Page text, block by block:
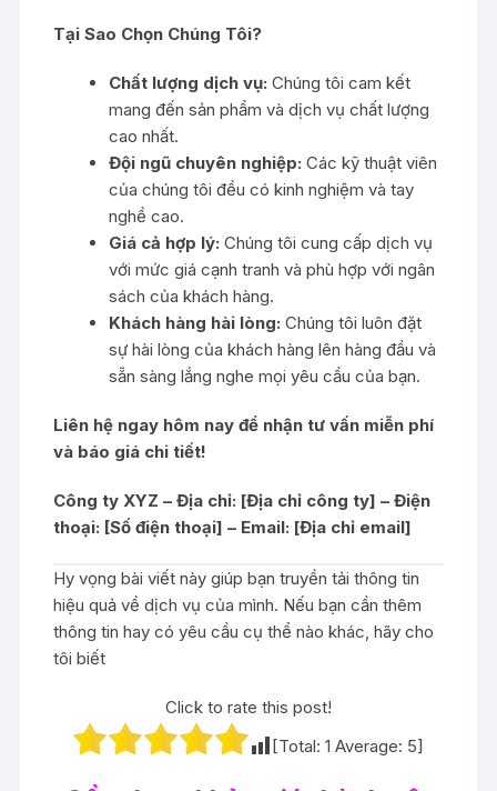
Tại Sao Chọn Chúng Tôi?
Chất lượng dịch vụ: Chúng tôi cam kết
mang đến sản phẩm và dịch vụ chất lượng
cao nhất.
Đội ngũ chuyên nghiệp: Các kỹ thuật viên
của chúng tôi đều có kinh nghiệm và tay
nghề cao.
Giá cả hợp lý: Chúng tôi cung cấp dịch vụ
với mức giá cạnh tranh và phù hợp với ngân
sách của khách hàng.
Khách hàng hài lòng: Chúng tôi luôn đặt
sự hài lòng của khách hàng lên hàng đầu và
sẵn sàng lắng nghe mọi yêu cầu của bạn.
Liên hệ ngay hôm nay để nhận tư vấn miễn phí
và báo giá chi tiết!
Công ty XYZ – Địa chỉ: [Địa chỉ công ty] – Điện
thoại: [Số điện thoại] – Email: [Địa chỉ email]
Hy vọng bài viết này giúp bạn truyền tải thông tin
hiệu quả về dịch vụ của mình. Nếu bạn cần thêm
thông tin hay có yêu cầu cụ thể nào khác, hãy cho
tôi biết
Click to rate this post!
[Total:1 Average: 5]